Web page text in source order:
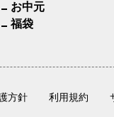
お中元
福袋
方針 利用規約